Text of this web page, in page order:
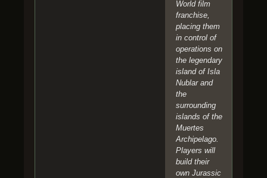
World film
franchise,
placing them
in control of
operations on
the legendary
island of Isla
Nublar and
the
surrounding
islands of the
Muertes
Archipelago.
Players will
build their
own Jurassic